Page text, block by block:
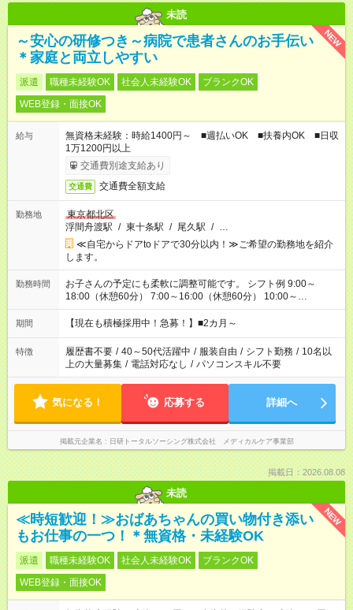
未読
NEW
～安心の研修つき～病院で患者さんのお手伝い
＊家庭と両立しやすい
派遣 職種未経験OK 社会人未経験OK
ブランクOK
WEB登録・面接OK
給与
無資格未経験：時給1400円～ ■週払いOK ■扶養内OK ■日収
1万1200円以上
交通費別途支給あり
交通費 交通費全額支給
勤務地
東京都北区
浮間舟渡駅 / 東十条駅 / 尾久駅 / …
≪自宅からドアtoドアで30分以内！≫ご希望の勤務地を紹介
します。
勤務時間
お子さんの予定にも柔軟に調整可能です。 シフト例 9:00～
18:00（休憩60分） 7:00～16:00（休憩60分） 10:00～
19:00（休憩60分） ※Wワーク希望の方へ 今ご覧のお仕事で希
望する勤務時間と、もう1つのお仕事の勤務時間の合計が 週40
期間 【現在も積極採用中！急募！】■2カ月～
特徴 履歴書不要 / 40～50代活躍中 / 服装自由 / シフト勤務 / 10名以
上の大量募集 / 電話対応なし / パソコンスキル不要
気になる！ 応募する 詳細へ
掲載元企業名 日研トータルソーシング株式会社 メディカルケア事業部
掲載日：2026.08.08
未読
NEW
≪時短歓迎！≫おばあちゃんの買い物付き添い
もお仕事の一つ！＊無資格・未経験OK
派遣 職種未経験OK 社会人未経験OK
ブランクOK
WEB登録・面接OK